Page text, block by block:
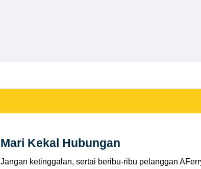
Mari Kekal Hubungan
Jangan ketinggalan, sertai beribu-ribu pelanggan